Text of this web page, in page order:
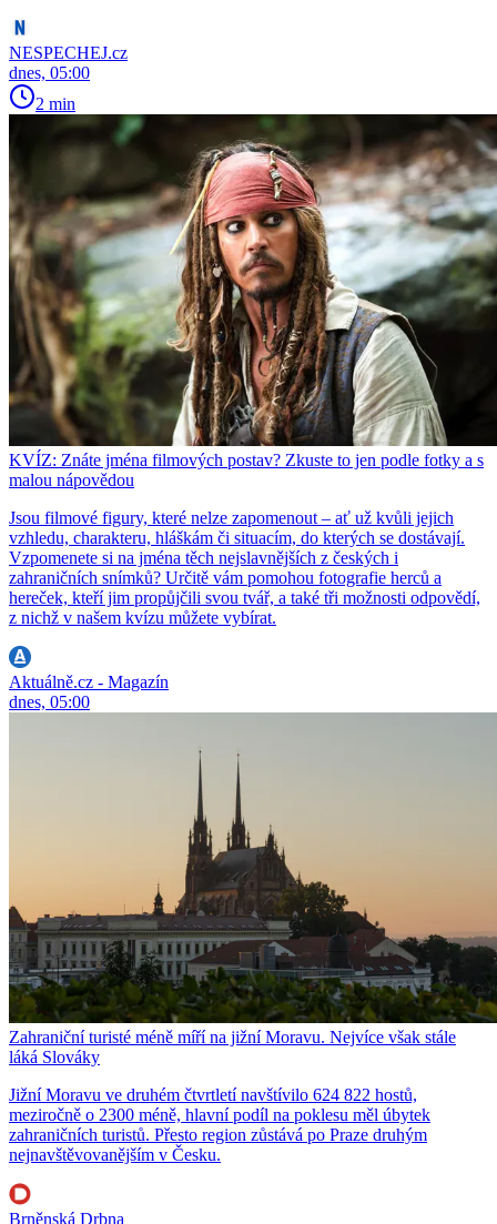
NESPECHEJ.cz
dnes, 05:00
2 min
KVÍZ: Znáte jména filmových postav? Zkuste to jen podle fotky a s
malou nápovědou
Jsou filmové figury, které nelze zapomenout – ať už kvůli jejich
vzhledu, charakteru, hláškám či situacím, do kterých se dostávají.
Vzpomenete si na jména těch nejslavnějších z českých i
zahraničních snímků? Určitě vám pomohou fotografie herců a
hereček, kteří jim propůjčili svou tvář, a také tři možnosti odpovědí,
z nichž v našem kvízu můžete vybírat.
Aktuálně.cz - Magazín
dnes, 05:00
Zahraniční turisté méně míří na jižní Moravu. Nejvíce však stále
láká Slováky
Jižní Moravu ve druhém čtvrtletí navštívilo 624 822 hostů,
meziročně o 2300 méně, hlavní podíl na poklesu měl úbytek
zahraničních turistů. Přesto region zůstává po Praze druhým
nejnavštěvovanějším v Česku.
Brněnská Drbna